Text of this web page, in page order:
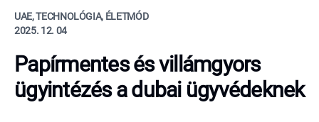
UAE, TECHNOLÓGIA, ÉLETMÓD
2025. 12. 04
Papírmentes és villámgyors
ügyintézés a dubai ügyvédeknek